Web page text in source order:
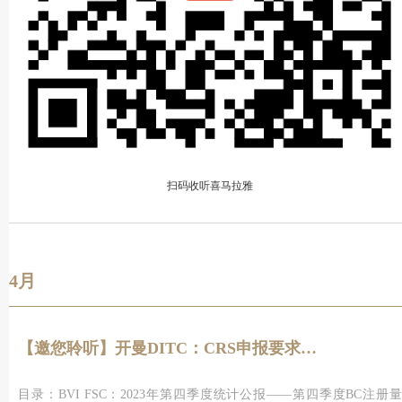
扫码收听喜马拉雅
4月
【邀您聆听】开曼DITC：CRS申报要求及2023年度CRS和FATCA上传期限
目录：BVI FSC：2023年第四季度统计公报——第四季度BC注册量